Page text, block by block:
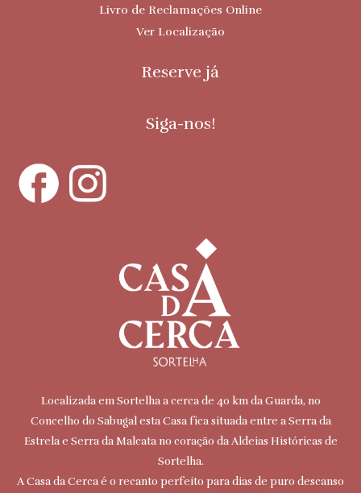
Livro de Reclamações Online
Ver Localização
Reserve já
Siga-nos!
Localizada em Sortelha a cerca de 40 km da Guarda, no
Concelho do Sabugal esta Casa fica situada entre a Serra da
Estrela e Serra da Malcata no coração da Aldeias Históricas de
Sortelha.
A Casa da Cerca é o recanto perfeito para dias de puro descanso